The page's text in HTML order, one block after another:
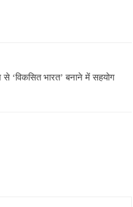
‘विकसित भारत’ बनाने में सहयोग